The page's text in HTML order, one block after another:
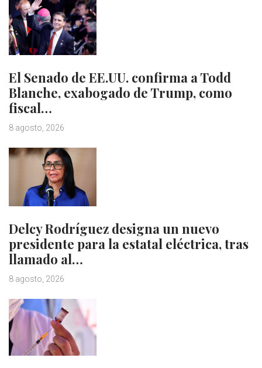
El Senado de EE.UU. confirma a Todd
Blanche, exabogado de Trump, como
fiscal…
8 agosto, 2026
Delcy Rodríguez designa un nuevo
presidente para la estatal eléctrica, tras
llamado al…
8 agosto, 2026